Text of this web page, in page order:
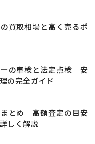
買取相場と高く売るポ
の車検と法定点検｜安
の完全ガイド
とめ｜高額査定の目安
しく解説